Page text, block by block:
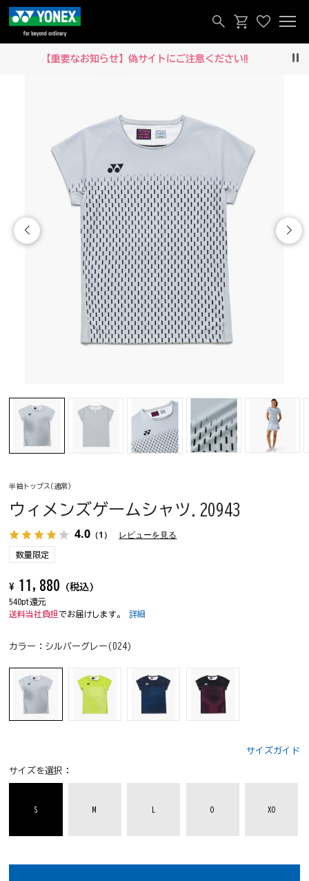
【重要なお知らせ】偽サイトにご注意ください‼
半袖トップス(通常)
ウィメンズゲームシャツ.20943
4.0 （1） レビューを見る
数量限定
¥ 11,880 (税込)
540pt還元
送料当社負担 でお届けします。詳細
カラー： シルバーグレー(024)
サイズガイド
サイズを選択：
S M O XO